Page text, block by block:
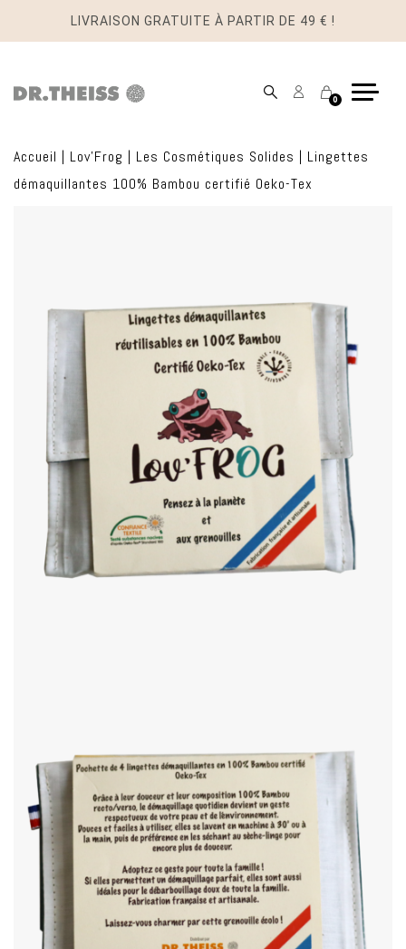
LIVRAISON GRATUITE À PARTIR DE 49 € !
MonPanier
0
Accueil | Lov'Frog | Les Cosmétiques Solides | Lingettes
démaquillantes 100% Bambou certifié Oeko-Tex